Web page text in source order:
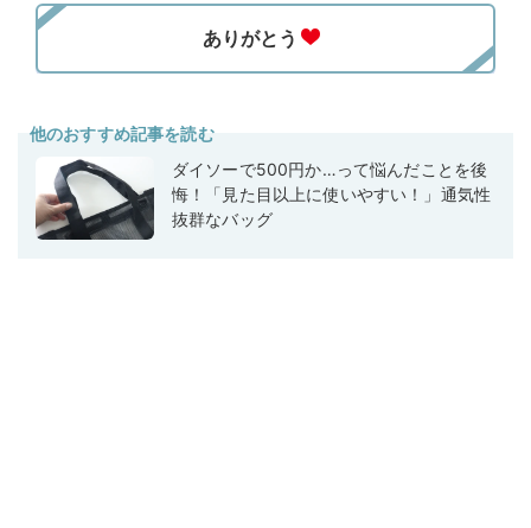
他のおすすめ記事を読む
ダイソーで500円か…って悩んだことを後
悔！「見た目以上に使いやすい！」通気性
抜群なバッグ